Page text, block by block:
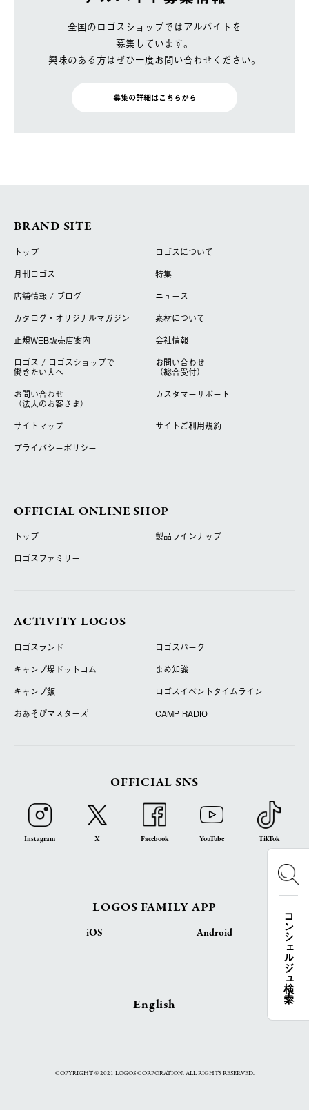
全国のロゴスショップではアルバイトを
募集しています。
興味のある方はぜひ一度お問い合わせください。
募集の詳細はこちらから
コンシェルジュ検索
BRAND SITE
トップ
ロゴスについて
月刊ロゴス
特集
店舗情報 / ブログ
ニュース
カタログ・オリジナルマガジン
素材について
正規WEB販売店案内
会社情報
ロゴス / ロゴスショップで
働きたい人へ
お問い合わせ
（総合受付）
お問い合わせ
（法人のお客さま）
カスタマーサポート
サイトマップ
サイトご利用規約
プライバシーポリシー
OFFICIAL ONLINE SHOP
トップ
製品ラインナップ
ロゴスファミリー
ACTIVITY LOGOS
ロゴスランド
ロゴスパーク
キャンプ場ドットコム
まめ知識
キャンプ飯
ロゴスイベントタイムライン
おあそびマスターズ
CAMP RADIO
OFFICIAL SNS
Instagram X Facebook YouTube TikTok
LOGOS FAMILY APP
iOS Android
English
COPYRIGHT © 2021 LOGOS CORPORATION. ALL RIGHTS RESERVED.